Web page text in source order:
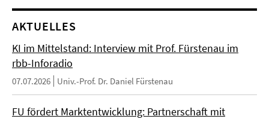
AKTUELLES
KI im Mittelstand: Interview mit Prof. Fürstenau im
rbb-Inforadio
07.07.2026 Univ.-Prof. Dr. Daniel Fürstenau
FU fördert Marktentwicklung: Partnerschaft mit